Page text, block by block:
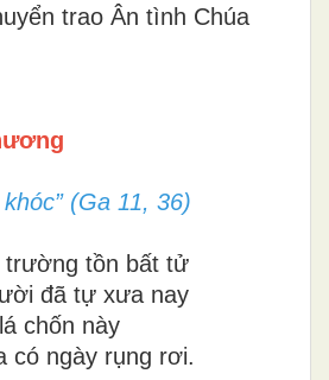
trao Ân tình Chúa
(Ga 11, 36)
trường tồn bất tử
đã tự xưa nay
chốn này
có ngày rụng rơi.